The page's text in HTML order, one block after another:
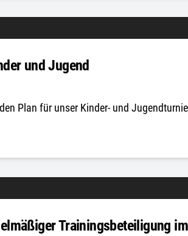
und Jugend
Plan für unser Kinder- und
Trainingsbeteiligung